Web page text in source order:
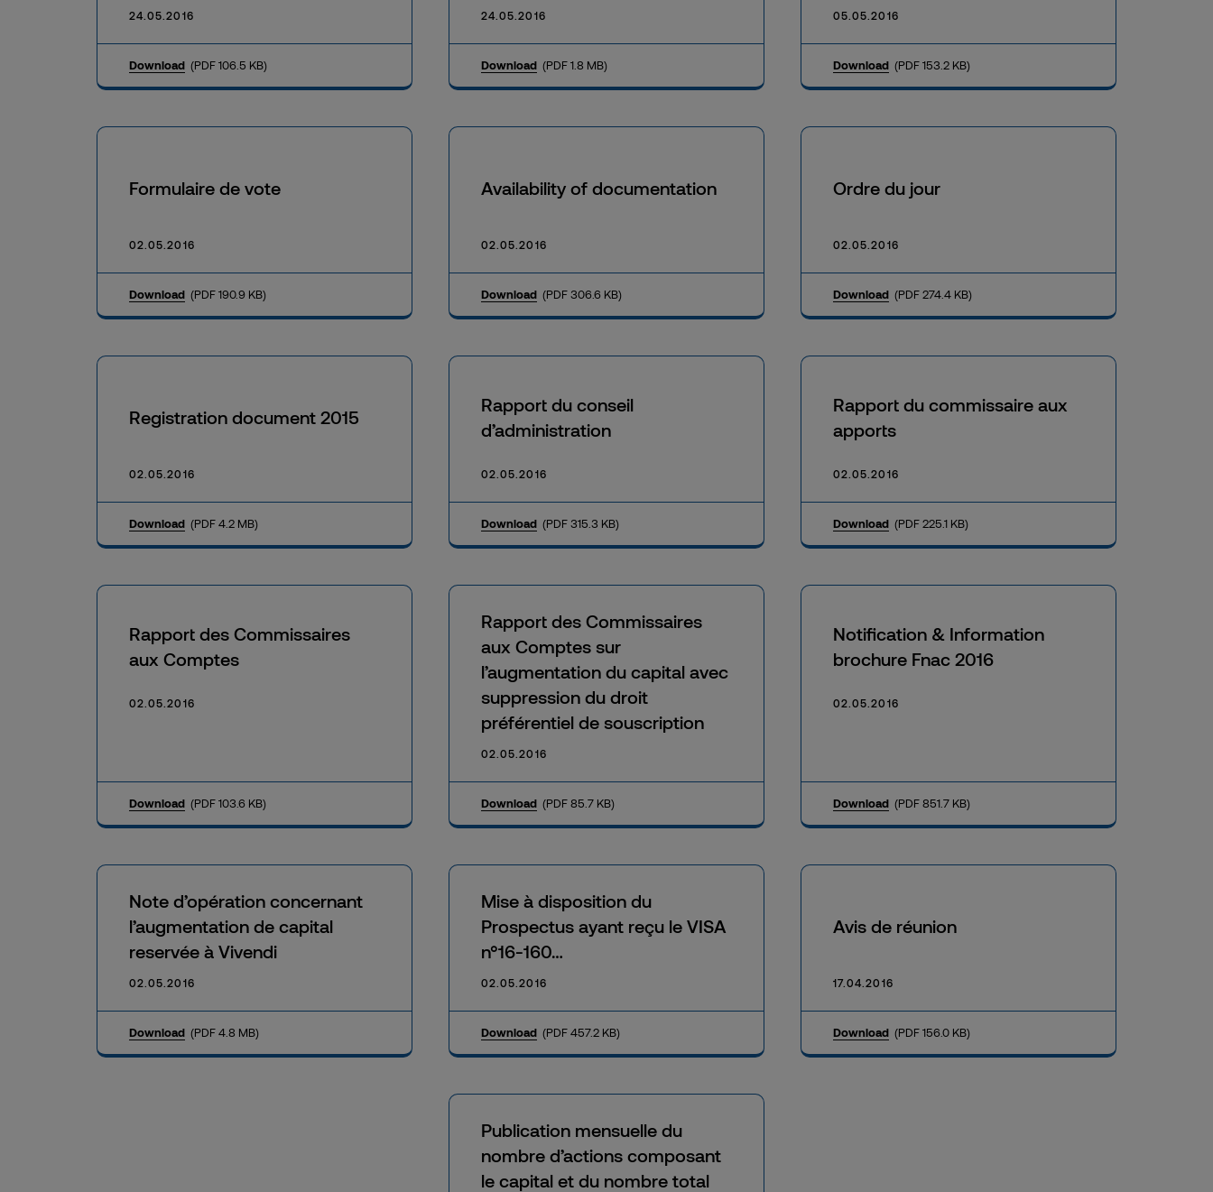
24.05.2016
Download (PDF 106.5 KB)
24.05.2016
Download (PDF 1.8 MB)
05.05.2016
Download (PDF 153.2 KB)
Formulaire de vote
02.05.2016
Download (PDF 190.9 KB)
Availability of documentation
02.05.2016
Download (PDF 306.6 KB)
Ordre du jour
02.05.2016
Download (PDF 274.4 KB)
Registration document 2015
02.05.2016
Download (PDF 4.2 MB)
Rapport du conseil
d’administration
02.05.2016
Download (PDF 315.3 KB)
Rapport du commissaire aux
apports
02.05.2016
Download (PDF 225.1 KB)
Rapport des Commissaires
aux Comptes
02.05.2016
Download (PDF 103.6 KB)
Rapport des Commissaires
aux Comptes sur
l’augmentation du capital avec
suppression du droit
préférentiel de souscription
02.05.2016
Download (PDF 85.7 KB)
Notification & Information
brochure Fnac 2016
02.05.2016
Download (PDF 851.7 KB)
Note d’opération concernant
l’augmentation de capital
reservée à Vivendi
02.05.2016
Download (PDF 4.8 MB)
Mise à disposition du
Prospectus ayant reçu le VISA
n°16-160…
02.05.2016
Download (PDF 457.2 KB)
Avis de réunion
17.04.2016
Download (PDF 156.0 KB)
Publication mensuelle du
nombre d’actions composant
le capital et du nombre total